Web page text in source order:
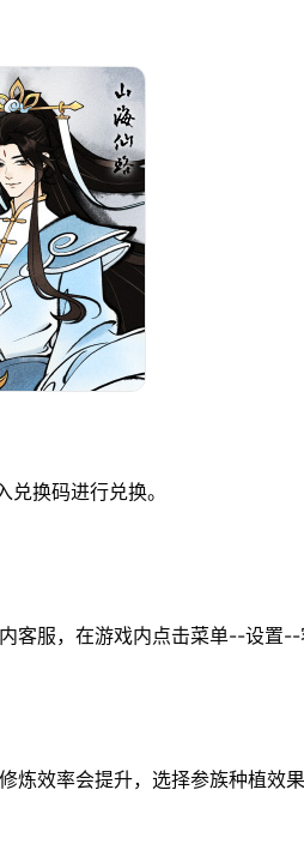
换码进行兑换。
客服，在游戏内点击菜单--设置--
炼效率会提升，选择参族种植效